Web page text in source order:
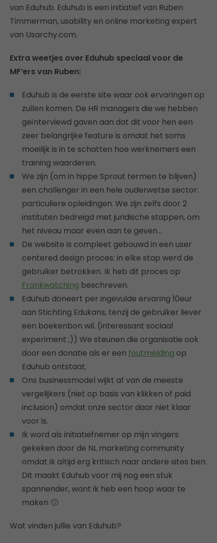
van Eduhub. Eduhub is een initiatief van Ruben
Timmerman, usability en online marketing expert
van Usarchy.com.
Extra weetjes over Eduhub speciaal voor de
MF’ers van Ruben:
Eduhub is de eerste site waar ook ervaringen op
zullen komen. De HR managers die we hebben
geïnterviewd gaven aan dat dit voor hen een
zeer belangrijke feature is omdat het soms
moeilijk is in te schatten hoe werknemers een
training waarderen.
We zijn (om in hippe Sprout termen te blijven)
een challenger in een hele ouderwetse sector:
particuliere opleidingen. We zijn zelfs door 2
instituten bedreigd met juridische stappen, om
het niveau maar even aan te geven…
De website is compleet gebouwd in een user
centered design proces: in elke stap werd de
gebruiker betrokken. Ik heb dit proces op
Frankwatching beschreven.
Eduhub doneert per ingevulde ervaring 10eur
aan Stichting Edukans, tenzij de gebruiker liever
een boekenbon wil. (interessant sociaal
experiment ;)) We steunen die organisatie ook
door een donatie als er een foutmelding op
Eduhub ontstaat.
Ons businessmodel wijkt af van de meeste
vergelijkers (niet op basis van klikken of paid
inclusion) omdat onze sector daar niet klaar
voor is.
Ik word als initiatiefnemer op mijn vingers
gekeken door de NL marketing community
omdat ik altijd erg kritisch naar andere sites ben.
Dit maakt Eduhub voor mij nog een stuk
spannender, want ik heb een hoop waar te
maken 🙂
Wat vinden jullie van Eduhub?